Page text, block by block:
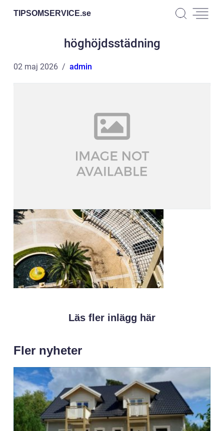
TIPSOMSERVICE.se
höghöjdsstädning
02 maj 2026 admin
Läs fler inlägg här
Fler nyheter